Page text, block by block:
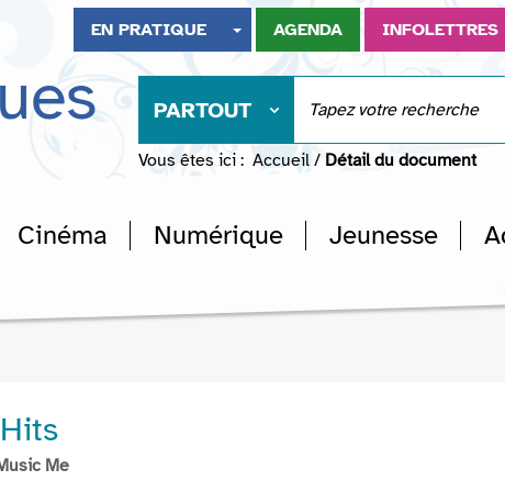
EN PRATIQUE AGENDA INFOLETTRES
PARTOUT
Vous êtes ici : Accueil / Détail du document
Cinéma Numérique Jeunesse
Me